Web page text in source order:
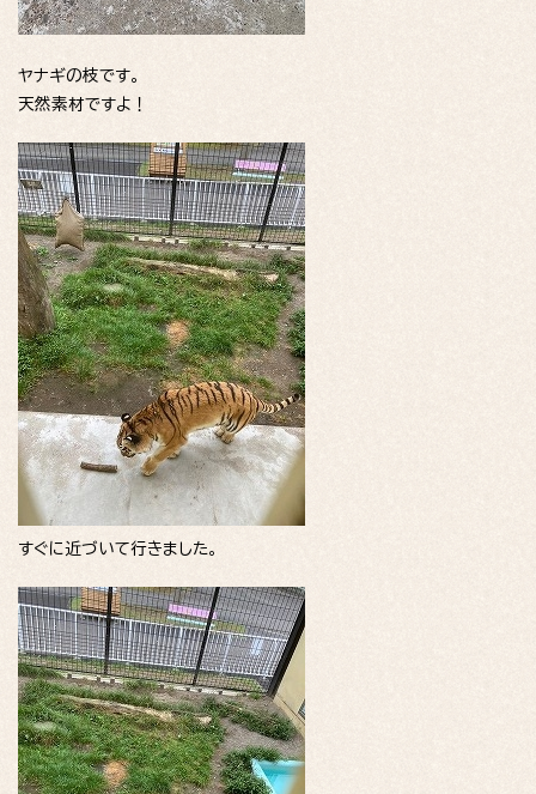
ヤナギの枝です。
天然素材ですよ！
すぐに近づいて行きました。